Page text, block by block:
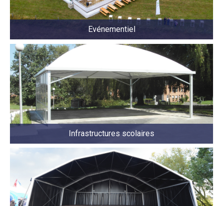
Evénementiel
Infrastructures scolaires